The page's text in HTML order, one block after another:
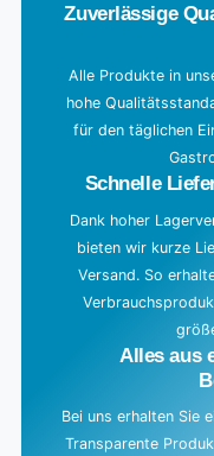
Zuverlässige
Alle Produkte in
hohe
für den täglichen
Schnelle
Dank hoher
bieten wir kurze
Versand. So
Alles aus
Bei uns erhalten Sie
Transparente